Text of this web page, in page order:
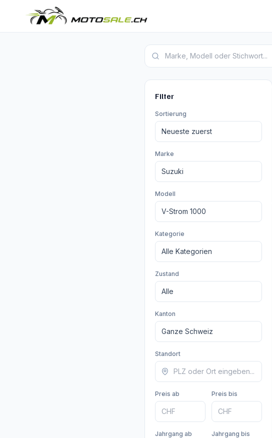
Suzuki V-Strom 1000 Inserate
Filter
Sortierung
Marke
Modell
Kategorie
Zustand
Kanton
Standort
Preis ab Preis bis
Jahrgang ab Jahrgang bis